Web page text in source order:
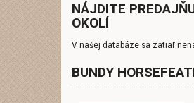
NÁJDITE
OKOLÍ
V našej databáze sa zatiaľ
BUNDY